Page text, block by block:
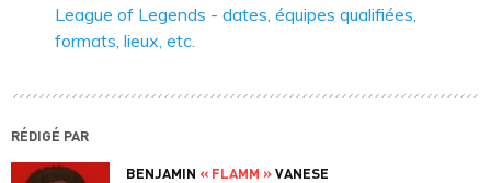
League of Legends - dates, équipes qualifiées,
formats, lieux, etc.
RÉDIGÉ PAR
BENJAMIN « FLAMM »VANESE